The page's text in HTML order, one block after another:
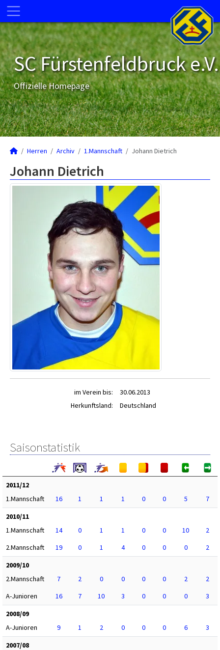
SC Fürstenfeldbruck e.V.
Offizielle Homepage
Herren Archiv 1.Mannschaft Johann Dietrich
Johann Dietrich
im Verein bis:
30.06.2013
Herkunftsland:
Deutschland
Saisonstatistik
2011/12
1.Mannschaft
16 1 1 1 0 0 5
7
2010/11
1.Mannschaft
14 0 1 1 0 0 10
2
2.Mannschaft
19 0 1 4 0 0 0
2
2009/10
2.Mannschaft
7 2 0 0 0 0 2
2
A-Junioren
16 7 10 3 0 0 0
3
2008/09
A-Junioren
9 1 2 0 0 0 6
3
2007/08